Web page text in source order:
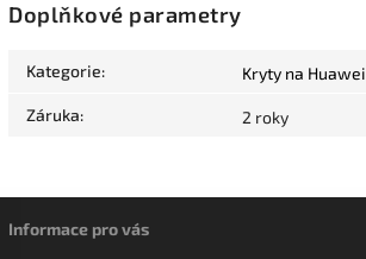
Doplňkové parametry
Kategorie: Kryty na Huawei
Záruka: 2 roky
Informace pro vás